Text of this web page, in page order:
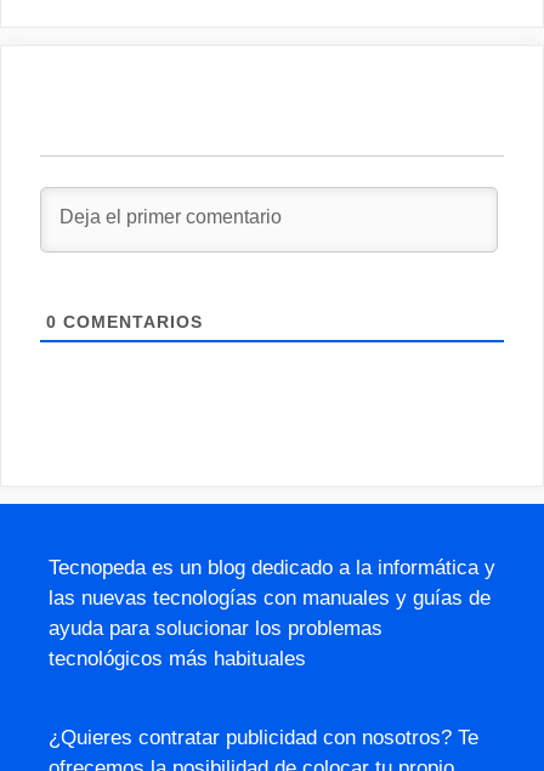
0 COMENTARIOS
Tecnopeda es un blog dedicado a la informática y
las nuevas tecnologías con manuales y guías de
ayuda para solucionar los problemas
tecnológicos más habituales
¿Quieres contratar publicidad con nosotros? Te